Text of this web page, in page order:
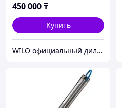
450 000₸
Купить
WILO официальный дилер ТОО МАМОНТ